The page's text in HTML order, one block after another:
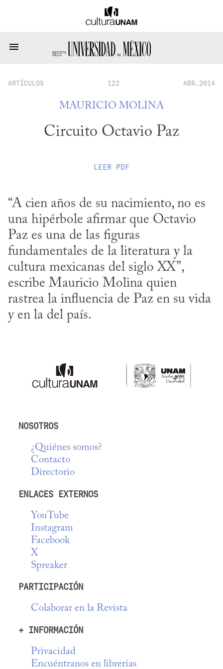
ARTÍCULOS 122 ABR.2014
MAURICIO MOLINA
Circuito Octavio Paz
LEER PDF
“A cien años de su nacimiento, no es
una hipérbole afirmar que Octavio
Paz es una de las figuras
fundamentales de la literatura y la
cultura mexicanas del siglo XX”,
escribe Mauricio Molina quien
rastrea la influencia de Paz en su vida
y en la del país.
NOSOTROS
¿Quiénes somos?
Contacto
Directorio
ENLACES EXTERNOS
YouTube
Instagram
Facebook
X
Spreaker
PARTICIPACIÓN
Colaborar en la Revista
+ INFORMACIÓN
Privacidad
Encuéntranos en librerías